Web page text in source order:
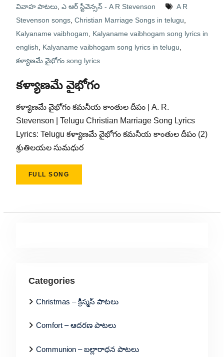
వివాహ పాటలు, ఎ ఆర్ స్టీవెన్సన్ - A R Stevenson
A R
Stevenson songs, Christian Marriage Songs in telugu
Kalyaname vaibhogam
Kalyaname vaibhogam song lyrics in
english
Kalyaname vaibhogam song lyrics in telugu
కళ్యాణమే వైభోగం song lyrics
కళ్యాణమే వైభోగం
కళ్యాణమే వైభోగం కమనీయ కాంతుల దీపం | A. R.
Stevenson | Telugu Christian Marriage Song Lyrics
Lyrics: Telugu కళ్యాణమే వైభోగం కమనీయ కాంతుల దీపం (2)
శ్రుతిలయల సుమధుర
FULL SONG
Categories
Christmas – క్రిస్మస్ పాటలు
Comfort – ఆదరణ పాటలు
Communion – బల్లారాధన పాటలు